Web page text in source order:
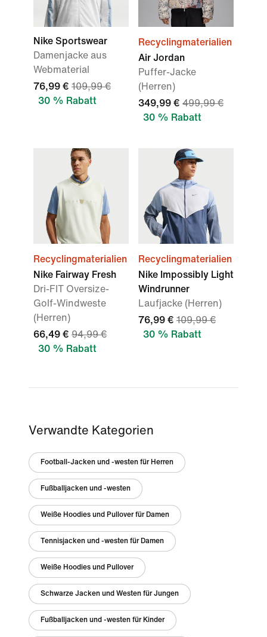
Nike Sportswear
Damenjacke aus
Webmaterial
76,99 € 109,99 €
30 % Rabatt
Recyclingmaterialien
Air Jordan
Puffer-Jacke
(Herren)
349,99 € 499,99 €
30 % Rabatt
Recyclingmaterialien
Nike Fairway Fresh
Dri-FIT Oversize-
Golf-Windweste
(Herren)
66,49 € 94,99 €
30 % Rabatt
Recyclingmaterialien
Nike Impossibly Light
Windrunner
Laufjacke (Herren)
76,99 € 109,99 €
30 % Rabatt
Verwandte Kategorien
Football-Jacken und -westen für Herren
Fußballjacken und -westen
Weiße Hoodies und Pullover für Damen
Tennisjacken und -westen für Damen
Weiße Hoodies und Pullover
Schwarze Jacken und Westen für Jungen
Fußballjacken und -westen für Kinder